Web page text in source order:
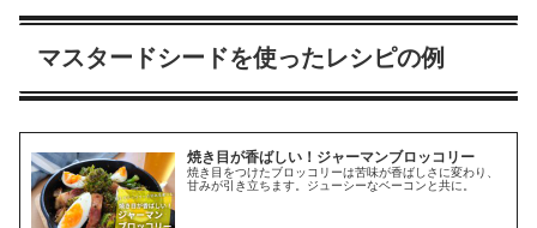
マスタードシードを使ったレシピの例
焼き目が香ばしい！ジャーマンブロッコリー
焼き目をつけたブロッコリーは苦味が香ばしさに変わり、
甘みが引き立ちます。ジューシーなベーコンと共に。